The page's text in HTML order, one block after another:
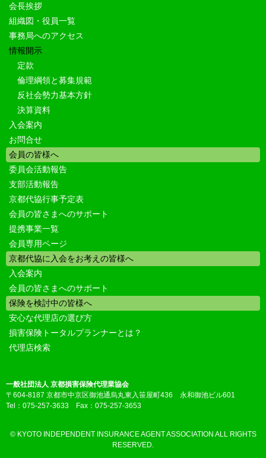
会長挨拶
組織図・役員一覧
事務局へのアクセス
情報開示
定款
倫理綱領と募集規範
反社会勢力基本方針
決算資料
入会案内
お問合せ
会員の皆様へ
委員会活動報告
支部活動報告
京都代協行事予定表
会員の皆さまへのサポート
提携事業一覧
会員専用ページ
京都代協に入会をお考えの皆様へ
入会案内
会員の皆さまへのサポート
保険を検討中の皆様へ
安心な代理店の選び方
損害保険トータルプランナーとは？
代理店検索
一般社団法人 京都損害保険代理業協会
〒604-8187 京都市中京区御池通烏丸東入笹屋町436 永和御池ビル601
Tel：075-257-3633 Fax：075-257-3653
© KYOTO INDEPENDENT INSURANCE AGENT ASSOCIATION ALL RIGHTS
RESERVED.